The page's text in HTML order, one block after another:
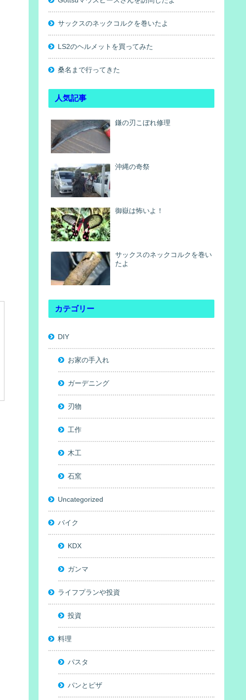
サックスのネックコルクを巻いたよ
LS2のヘルメットを買ってみた
桑名まで行ってきた
人気記事
鎌の刃こぼれ修理
沖縄の奇祭
御嶽は怖いよ！
サックスのネックコルクを巻い
たよ
カテゴリー
DIY
お家の手入れ
ガーデニング
刃物
工作
木工
石窯
Uncategorized
バイク
KDX
ガンマ
ライフプランや投資
投資
料理
パスタ
パンとピザ